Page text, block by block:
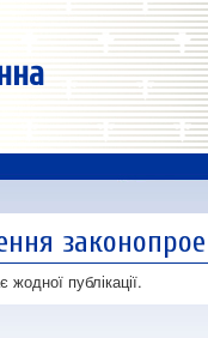
жодної публікації.